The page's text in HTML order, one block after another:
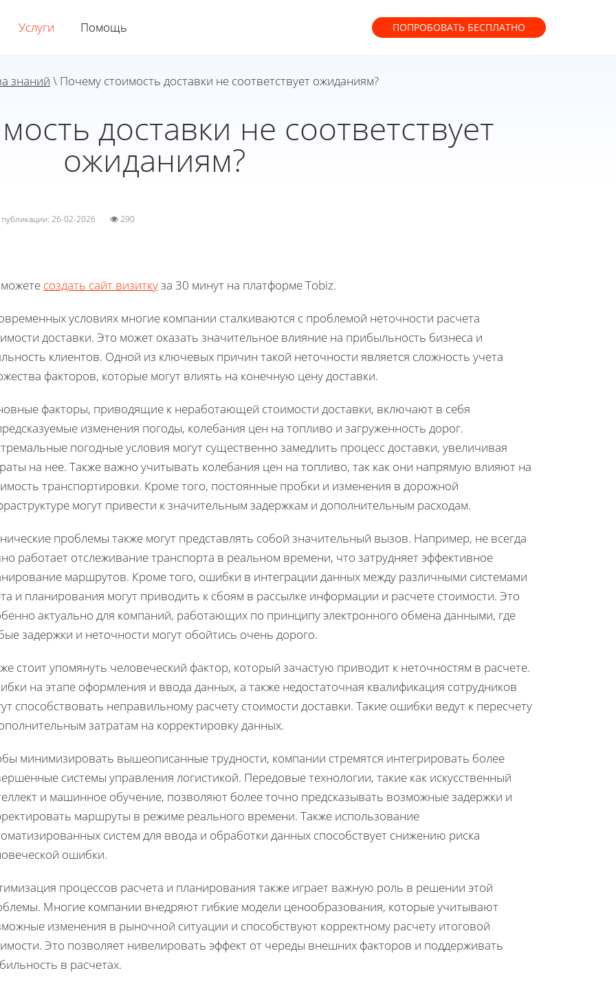
Услуги Помощь ПОПРОБОВАТЬ БЕСПЛАТНО
знаний \ Почему стоимость доставки не соответствует ожиданиям?
доставки не соответствует
ожиданиям?
публикации: 26-02-2026 290
создать сайт визиткуза 30 минут на платформе Tobiz.
условиях многие компании сталкиваются с проблемой неточности расчета
доставки. Это может оказать значительное влияние на прибыльность бизнеса и
клиентов. Одной из ключевых причин такой неточности является сложность учета
факторов, которые могут влиять на конечную цену доставки.
факторы, приводящие к неработающей стоимости доставки, включают в себя
изменения погоды, колебания цен на топливо и загруженность дорог.
погодные условия могут существенно замедлить процесс доставки, увеличивая
на нее. Также важно учитывать колебания цен на топливо, так как они напрямую влияют на
транспортировки. Кроме того, постоянные пробки и изменения в дорожной
могут привести к значительным задержкам и дополнительным расходам.
проблемы также могут представлять собой значительный вызов. Например, не всегда
работает отслеживание транспорта в реальном времени, что затрудняет эффективное
маршрутов. Кроме того, ошибки в интеграции данных между различными системами
и планирования могут приводить к сбоям в рассылке информации и расчете стоимости. Это
актуально для компаний, работающих по принципу электронного обмена данными, где
задержки и неточности могут обойтись очень дорого.
стоит упомянуть человеческий фактор, который зачастую приводит к неточностям в расчете.
на этапе оформления и ввода данных, а также недостаточная квалификация сотрудников
способствовать неправильному расчету стоимости доставки. Такие ошибки ведут к пересчету
затратам на корректировку данных.
минимизировать вышеописанные трудности, компании стремятся интегрировать более
системы управления логистикой. Передовые технологии, такие как искусственный
и машинное обучение, позволяют более точно предсказывать возможные задержки и
маршруты в режиме реального времени. Также использование
систем для ввода и обработки данных способствует снижению риска
ошибки.
процессов расчета и планирования также играет важную роль в решении этой
Многие компании внедряют гибкие модели ценообразования, которые учитывают
изменения в рыночной ситуации и способствуют корректному расчету итоговой
Это позволяет нивелировать эффект от череды внешних факторов и поддерживать
в расчетах.